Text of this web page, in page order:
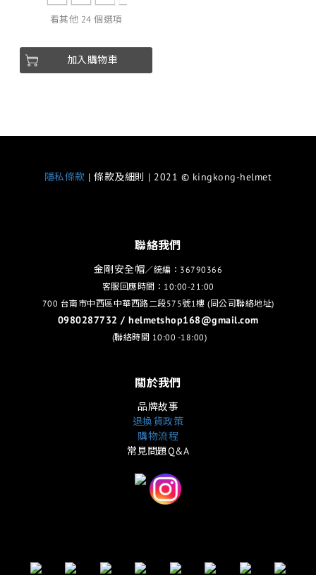
看其他 24 個選項
加入購物車
隱私條款 | 條款及細則 | 2021 © kingkong-helmet
聯絡我們
金剛安全帽／統編：36790366
客服回應時間：10:00-21:00
700 台南市中西區中華西路二段575號1樓 (同公司聯絡地址)
0980287732 / helmetshop168@gmail.com
(聯絡時間 10:00 -18:00)
關於我們
品牌故事
退換貨政策
購物流程
常見問題Q&A